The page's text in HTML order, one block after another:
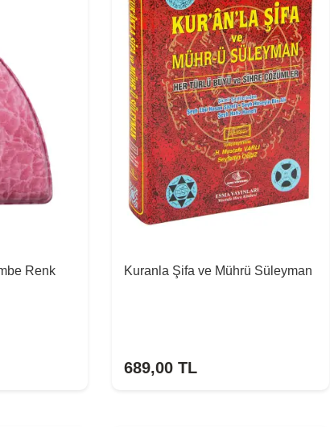
Renk Kuranla Şifa ve Mührü Süleyman
689,00 TL